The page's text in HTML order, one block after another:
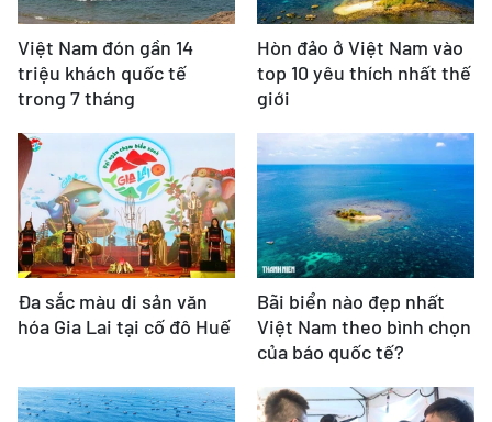
Việt Nam đón gần 14
triệu khách quốc tế
trong 7 tháng
Hòn đảo ở Việt Nam vào
top 10 yêu thích nhất thế
giới
Đa sắc màu di sản văn
hóa Gia Lai tại cố đô Huế
Bãi biển nào đẹp nhất
Việt Nam theo bình chọn
của báo quốc tế?